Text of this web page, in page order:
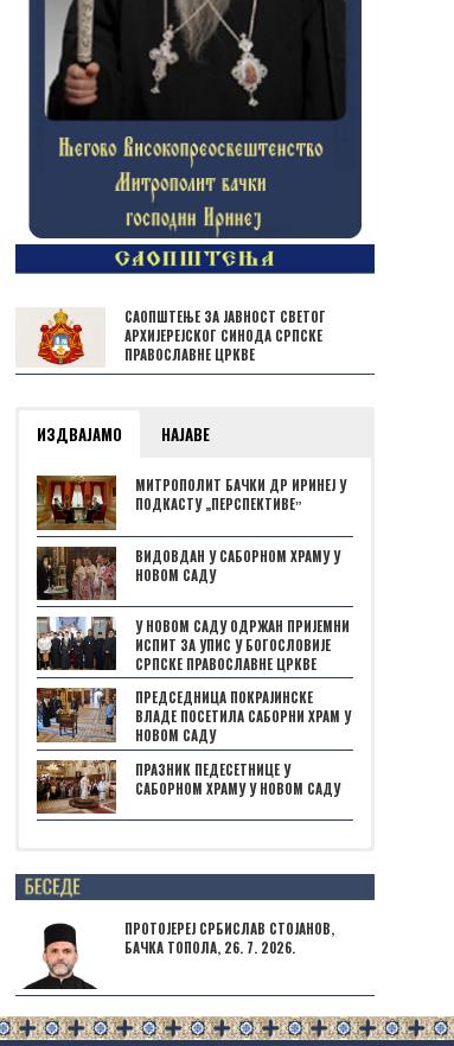
САОПШТЕЊЕ ЗА ЈАВНОСТ СВЕТОГ
АРХИЈЕРЕЈСКОГ СИНОДА СРПСКЕ
ПРАВОСЛАВНЕ ЦРКВЕ
ИЗДВАЈАМО НАЈАВЕ
МИТРОПОЛИТ БАЧКИ ДР ИРИНЕЈ У
ПОДКАСТУ „ПЕРСПЕКТИВЕˮ
ВИДОВДАН У САБОРНОМ ХРАМУ У
НОВОМ САДУ
У НОВОМ САДУ ОДРЖАН ПРИЈЕМНИ
ИСПИТ ЗА УПИС У БОГОСЛОВИЈЕ
СРПСКЕ ПРАВОСЛАВНЕ ЦРКВЕ
ПРЕДСЕДНИЦА ПОКРАЈИНСКЕ
ВЛАДЕ ПОСЕТИЛА САБОРНИ ХРАМ У
НОВОМ САДУ
ПРАЗНИК ПЕДЕСЕТНИЦЕ У
САБОРНОМ ХРАМУ У НОВОМ САДУ
Posts not found
ПРОТОЈЕРЕЈ СРБИСЛАВ СТОЈАНОВ,
БАЧКА ТОПОЛА, 26. 7. 2026.